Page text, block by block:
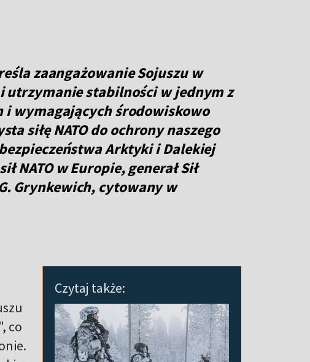
zaangażowanie Sojuszu w
utrzymanie stabilności w jednym z
wymagających środowiskowo
siłę NATO do ochrony naszego
Arktyki i Dalekiej
NATO w Europie, generał Sił
Grynkewich, cytowany w
Czytaj także:
co